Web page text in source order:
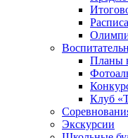
Планы
Клуб
Экскурсии